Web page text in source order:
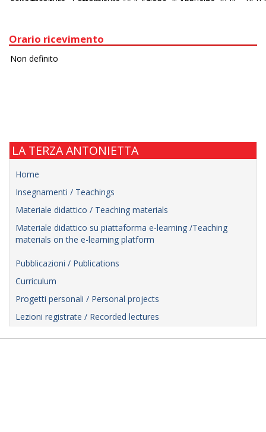
Orario ricevimento
LA TERZA ANTONIETTA
Home
Insegnamenti / Teachings
Materiale didattico / Teaching materials
Materiale didattico su piattaforma e-learning /Teaching
materials on the e-learning platform
Pubblicazioni / Publications
Curriculum
Progetti personali / Personal projects
Lezioni registrate / Recorded lectures